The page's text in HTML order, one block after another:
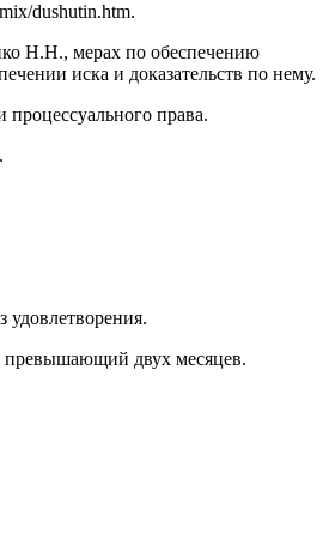
dushutin.htm.
Н.Н., мерах по обеспечению
иска и доказательств по нему.
права.
превышающий двух месяцев.